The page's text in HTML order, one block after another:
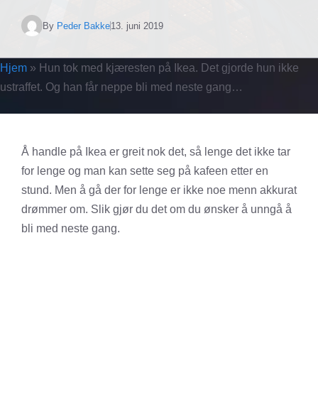
By Peder Bakke13. juni 2019
Hjem » Hun tok med kjæresten på Ikea. Det gjorde hun ikke
ustraffet. Og han får neppe bli med neste gang…
Å handle på Ikea er greit nok det, så lenge det ikke tar
for lenge og man kan sette seg på kafeen etter en
stund. Men å gå der for lenge er ikke noe menn akkurat
drømmer om. Slik gjør du det om du ønsker å unngå å
bli med neste gang.